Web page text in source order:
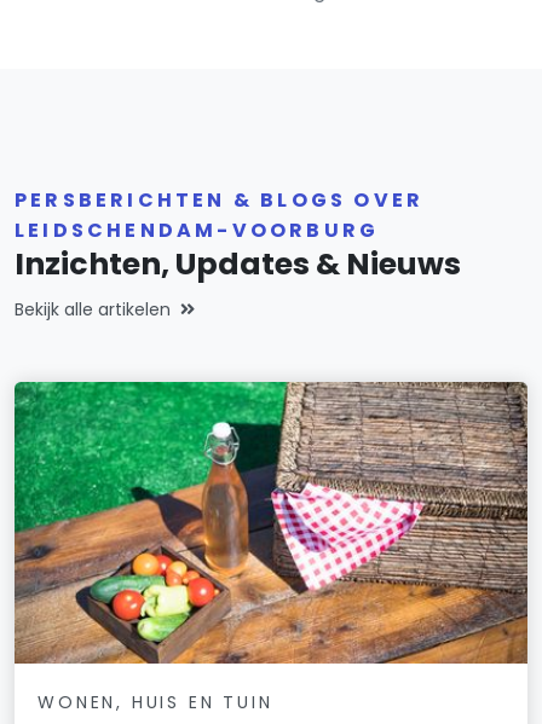
PERSBERICHTEN & BLOGS OVER
LEIDSCHENDAM-VOORBURG
Inzichten, Updates & Nieuws
Bekijk alle artikelen
WONEN, HUIS EN TUIN